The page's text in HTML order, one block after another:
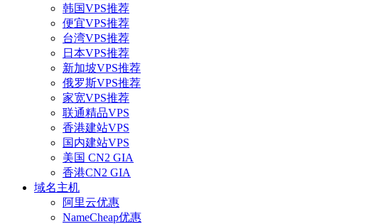
韩国VPS推荐
便宜VPS推荐
台湾VPS推荐
日本VPS推荐
新加坡VPS推荐
俄罗斯VPS推荐
家宽VPS推荐
联通精品VPS
香港建站VPS
国内建站VPS
美国 CN2 GIA
香港CN2 GIA
域名主机
阿里云优惠
NameCheap优惠